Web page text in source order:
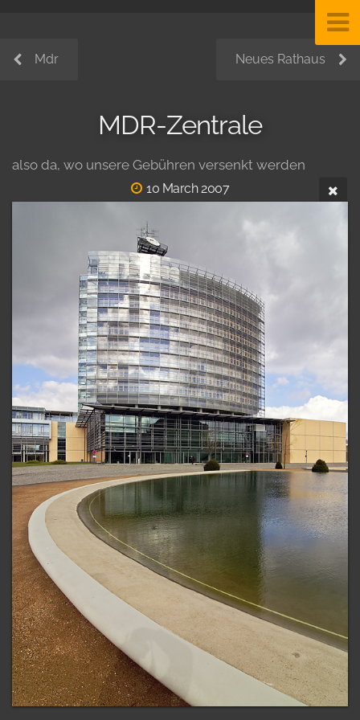
Mdr Neues Rathaus
MDR-Zentrale
also da, wo unsere Gebühren versenkt werden
10 March 2007